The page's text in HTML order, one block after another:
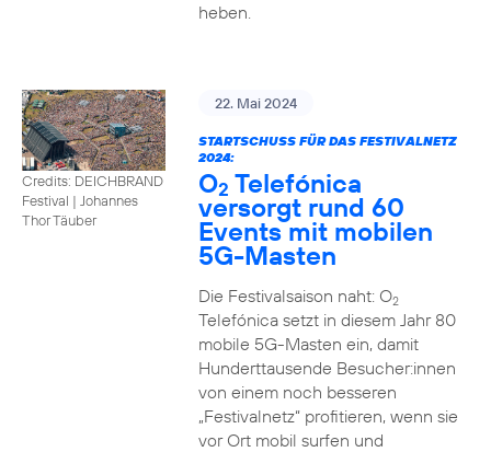
heben.
Credits: DEICHBRAND
Festival | Johannes
Thor Täuber
22. Mai 2024
STARTSCHUSS FÜR DAS FESTIVALNETZ
2024:
O2 Telefónica
versorgt rund 60
Events mit mobilen
5G-Masten
Die Festivalsaison naht: O2
Telefónica setzt in diesem Jahr 80
mobile 5G-Masten ein, damit
Hunderttausende Besucher:innen
von einem noch besseren
„Festivalnetz“ profitieren, wenn sie
vor Ort mobil surfen und